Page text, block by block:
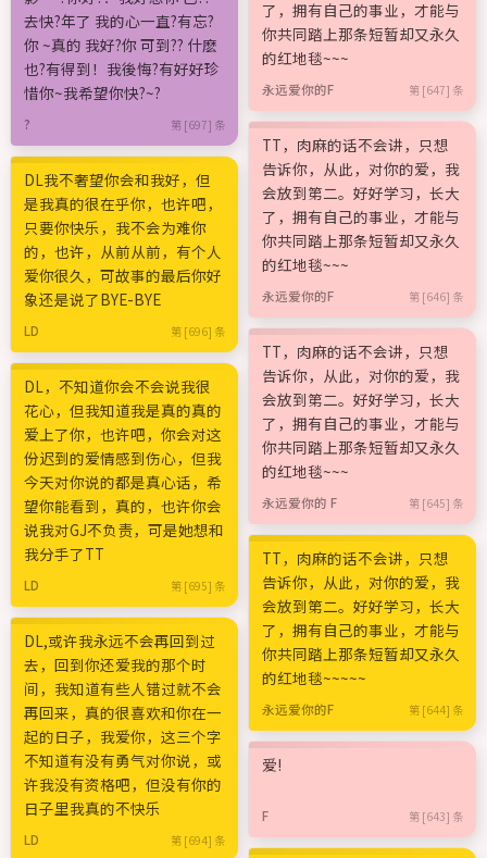
去快?年了 我的心一直?有忘?
你 ~真的 我好?你 可到?? 什麽
也?有得到！我後悔?有好好珍
惜你~我希望你快?~?
? 第 [697] 条
DL我不奢望你会和我好，但
是我真的很在乎你，也许吧，
只要你快乐，我不会为难你
的，也许，从前从前，有个人
爱你很久，可故事的最后你好
象还是说了BYE-BYE
LD 第 [696] 条
DL，不知道你会不会说我很
花心，但我知道我是真的真的
爱上了你，也许吧，你会对这
份迟到的爱情感到伤心，但我
今天对你说的都是真心话，希
望你能看到，真的，也许你会
说我对GJ不负责，可是她想和
我分手了TT
LD 第 [695] 条
DL,或许我永远不会再回到过
去，回到你还爱我的那个时
间，我知道有些人错过就不会
再回来，真的很喜欢和你在一
起的日子，我爱你，这三个字
不知道有没有勇气对你说，或
许我没有资格吧，但没有你的
日子里我真的不快乐
LD 第 [694] 条
了，拥有自己的事业，才能与
你共同踏上那条短暂却又永久
的红地毯~~~
永远爱你的F 第 [647] 条
TT，肉麻的话不会讲，只想
告诉你，从此，对你的爱，我
会放到第二。好好学习，长大
了，拥有自己的事业，才能与
你共同踏上那条短暂却又永久
的红地毯~~~
永远爱你的F 第 [646] 条
TT，肉麻的话不会讲，只想
告诉你，从此，对你的爱，我
会放到第二。好好学习，长大
了，拥有自己的事业，才能与
你共同踏上那条短暂却又永久
的红地毯~~~
永远爱你的 F 第 [645] 条
TT，肉麻的话不会讲，只想
告诉你，从此，对你的爱，我
会放到第二。好好学习，长大
了，拥有自己的事业，才能与
你共同踏上那条短暂却又永久
的红地毯~~~~~
永远爱你的F 第 [644] 条
爱!
F 第 [643] 条